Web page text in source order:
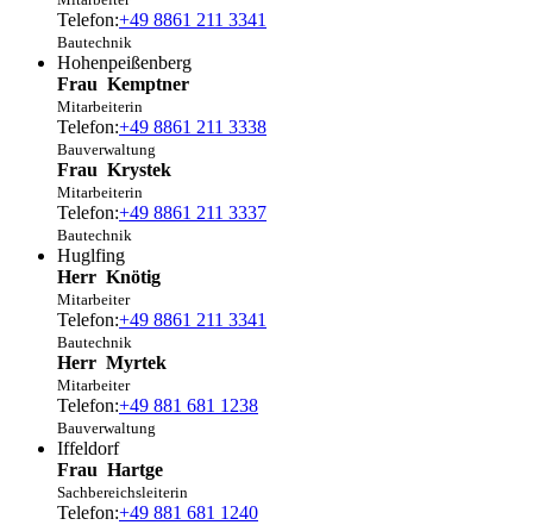
Telefon:+49 8861 211 3341
Bautechnik
Hohenpeißenberg
Frau Kemptner
Mitarbeiterin
Telefon:+49 8861 211 3338
Bauverwaltung
Frau Krystek
Mitarbeiterin
Telefon:+49 8861 211 3337
Bautechnik
Huglfing
Herr Knötig
Mitarbeiter
Telefon:+49 8861 211 3341
Bautechnik
Herr Myrtek
Mitarbeiter
Telefon:+49 881 681 1238
Bauverwaltung
Iffeldorf
Frau Hartge
Sachbereichsleiterin
Telefon:+49 881 681 1240